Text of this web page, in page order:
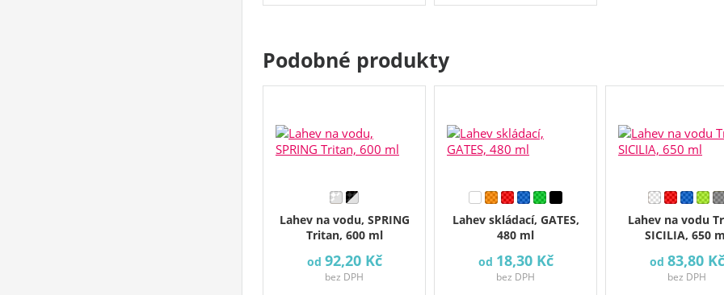
Podobné produkty
Lahev na vodu, SPRING
Tritan, 600 ml
od 92,20 Kč
bez DPH
Lahev skládací, GATES,
480 ml
od 18,30 Kč
bez DPH
Lahev na vodu
SICILIA, 650
od 83,80 Kč
bez DPH